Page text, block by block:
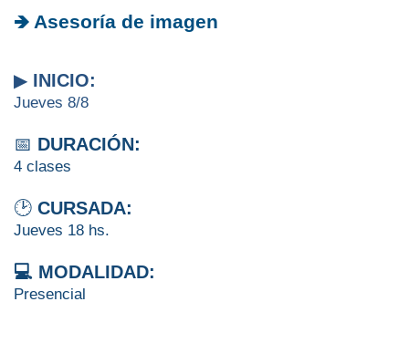
🡺 Asesoría de imagen
▶ INICIO:
Jueves 8/8
📅 DURACIÓN:
4 clases
🕑 CURSADA:
Jueves 18 hs.
💻 MODALIDAD:
Presencial